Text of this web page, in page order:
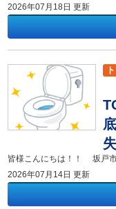
2026年07月18日 更新
2026年07月14日 更新